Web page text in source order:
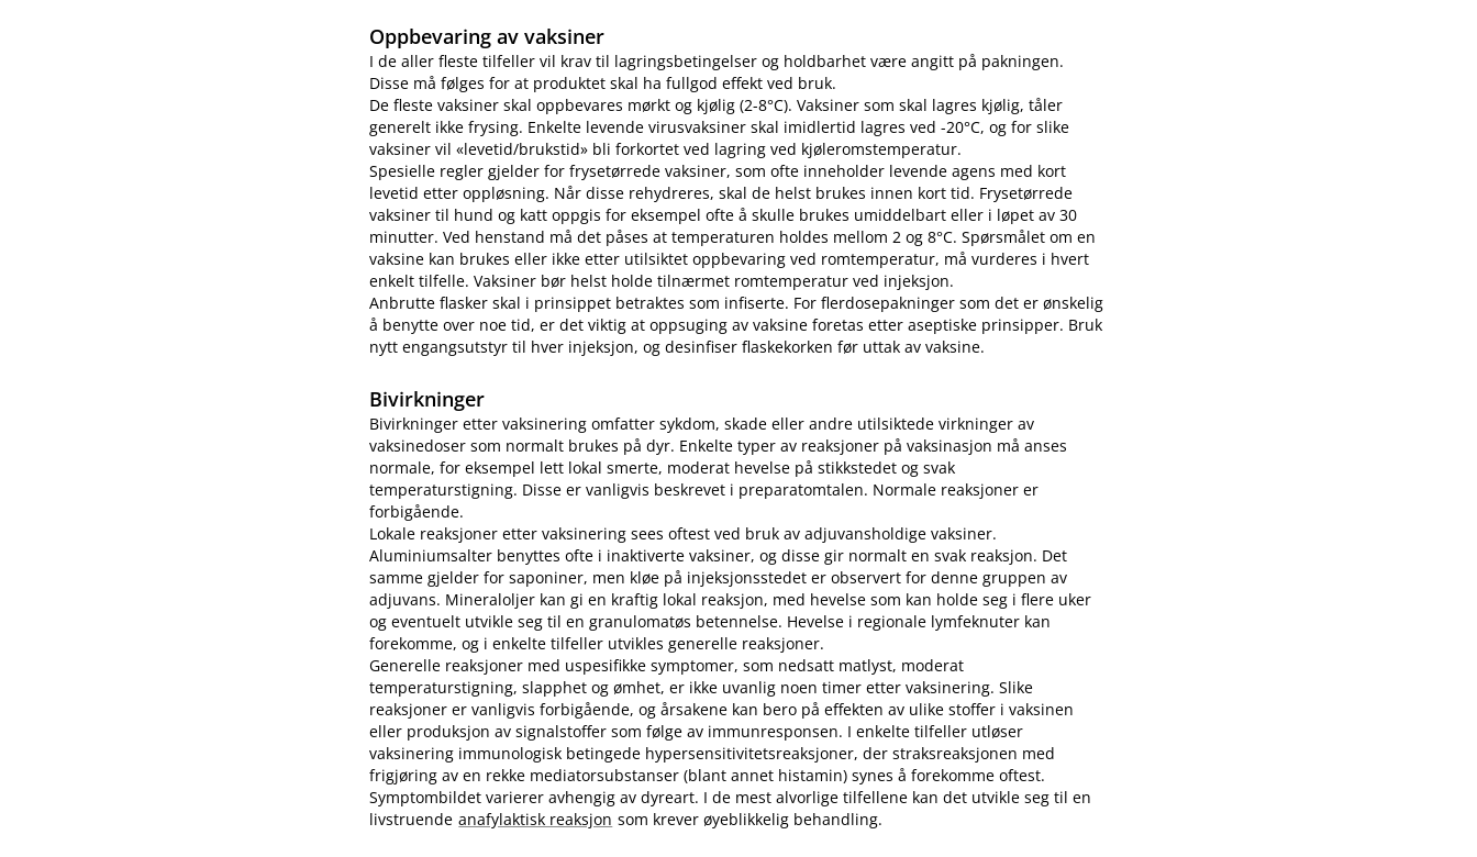
Oppbevaring av vaksiner
I de aller fleste tilfeller vil krav til lagringsbetingelser og holdbarhet være angitt på pakningen.
Disse må følges for at produktet skal ha fullgod effekt ved bruk.
De fleste vaksiner skal oppbevares mørkt og kjølig (2-8°C). Vaksiner som skal lagres kjølig, tåler
generelt ikke frysing. Enkelte levende virusvaksiner skal imidlertid lagres ved -20°C, og for slike
vaksiner vil «levetid​/​brukstid» bli forkortet ved lagring ved kjøleromstemperatur.
Spesielle regler gjelder for frysetørrede vaksiner, som ofte inneholder levende agens med kort
levetid etter oppløsning. Når disse rehydreres, skal de helst brukes innen kort tid. Frysetørrede
vaksiner til hund og katt oppgis for eksempel ofte å skulle brukes umiddelbart eller i løpet av 30
minutter. Ved henstand må det påses at temperaturen holdes mellom 2 og 8°C. Spørsmålet om en
vaksine kan brukes eller ikke etter utilsiktet oppbevaring ved romtemperatur, må vurderes i hvert
enkelt tilfelle. Vaksiner bør helst holde tilnærmet romtemperatur ved injeksjon.
Anbrutte flasker skal i prinsippet betraktes som infiserte. For flerdosepakninger som det er ønskelig
å benytte over noe tid, er det viktig at oppsuging av vaksine foretas etter aseptiske prinsipper. Bruk
nytt engangsutstyr til hver injeksjon, og desinfiser flaskekorken før uttak av vaksine.
Bivirkninger
Bivirkninger etter vaksinering omfatter sykdom, skade eller andre utilsiktede virkninger av
vaksinedoser som normalt brukes på dyr. Enkelte typer av reaksjoner på vaksinasjon må anses
normale, for eksempel lett lokal smerte, moderat hevelse på stikkstedet og svak
temperaturstigning. Disse er vanligvis beskrevet i preparatomtalen. Normale reaksjoner er
forbigående.
Lokale reaksjoner etter vaksinering sees oftest ved bruk av adjuvansholdige vaksiner.
Aluminiumsalter benyttes ofte i inaktiverte vaksiner, og disse gir normalt en svak reaksjon. Det
samme gjelder for saponiner, men kløe på injeksjonsstedet er observert for denne gruppen av
adjuvans. Mineraloljer kan gi en kraftig lokal reaksjon, med hevelse som kan holde seg i flere uker
og eventuelt utvikle seg til en granulomatøs betennelse. Hevelse i regionale lymfeknuter kan
forekomme, og i enkelte tilfeller utvikles generelle reaksjoner.
Generelle reaksjoner med uspesifikke symptomer, som nedsatt matlyst, moderat
temperaturstigning, slapphet og ømhet, er ikke uvanlig noen timer etter vaksinering. Slike
reaksjoner er vanligvis forbigående, og årsakene kan bero på effekten av ulike stoffer i vaksinen
eller produksjon av signalstoffer som følge av immunresponsen. I enkelte tilfeller utløser
vaksinering immunologisk betingede hypersensitivitetsreaksjoner, der straksreaksjonen med
frigjøring av en rekke mediatorsubstanser (blant annet histamin) synes å forekomme oftest.
Symptombildet varierer avhengig av dyreart. I de mest alvorlige tilfellene kan det utvikle seg til en
livstruende anafylaktisk reaksjon som krever øyeblikkelig behandling.